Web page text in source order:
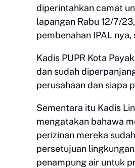
diperintahkan camat
lapangan Rabu 12/7/
pembenahan IPAL nya,
Kadis PUPR Kota
dan sudah
perusahaan dan siapa
Sementara itu Kadis
mengatakan bahawa
perizinan mereka
persetujuan
penampung air untuk